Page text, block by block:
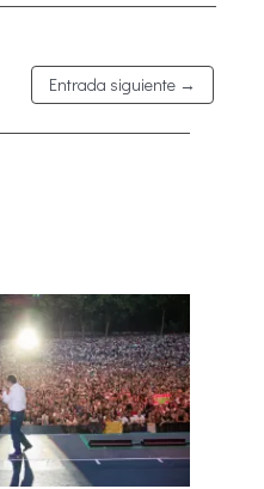
Entrada siguiente →